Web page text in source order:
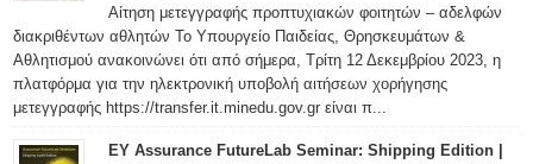
Αίτηση μετεγγραφής προπτυχιακών φοιτητών – αδελφών
διακριθέντων αθλητών Το Υπουργείο Παιδείας, Θρησκευμάτων &
Αθλητισμού ανακοινώνει ότι από σήμερα, Τρίτη 12 Δεκεμβρίου 2023, η
πλατφόρμα για την ηλεκτρονική υποβολή αιτήσεων χορήγησης
μετεγγραφής https://transfer.it.minedu.gov.gr είναι π...
ΕΥ Assurance FutureLab Seminar: Shipping Edition |